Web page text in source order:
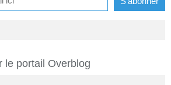
le portail Overblog